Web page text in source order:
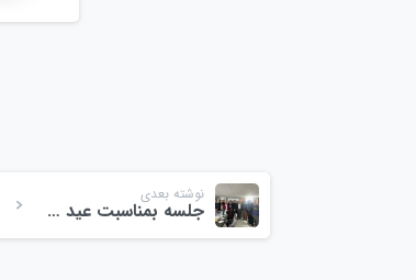
نوشته بعدی
جلسه بمناسبت عید سعید مبعث بهمن ماه ۱۴۰۳